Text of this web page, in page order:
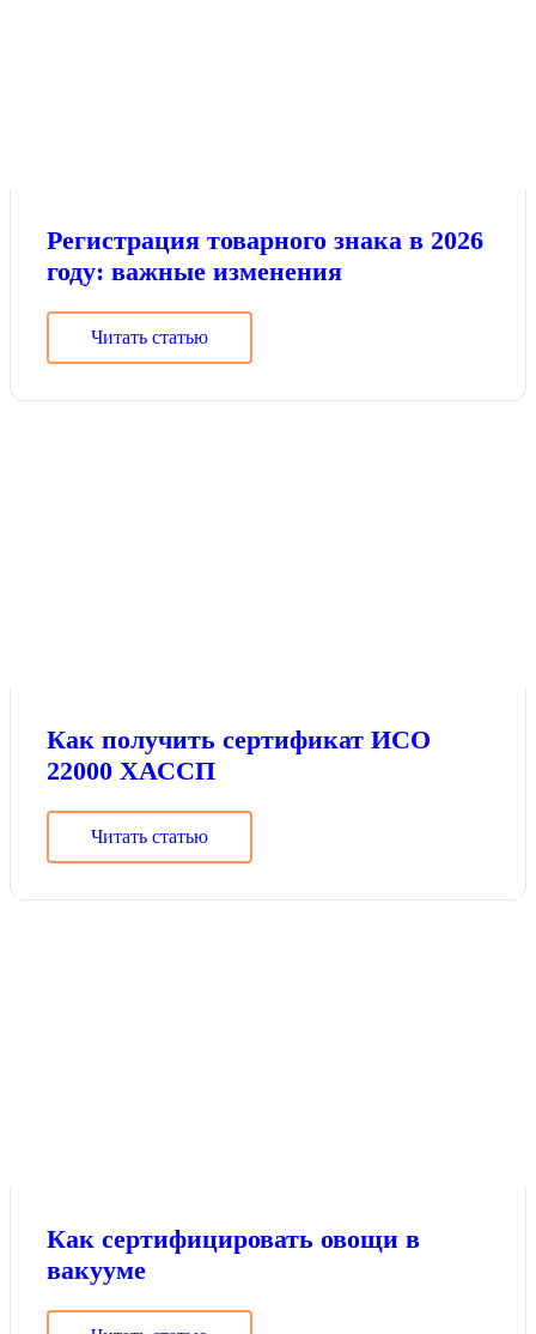
Регистрация товарного знака в 2026
году: важные изменения
Читать статью
Как получить сертификат ИСО
22000 ХАССП
Читать статью
Как сертифицировать овощи в
вакууме